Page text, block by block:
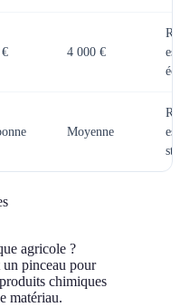
4 000 €
Moyenne
agricole ?
un pinceau pour
chimiques
matériau.